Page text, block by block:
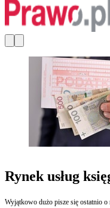
Rynek usług
Wyjątkowo dużo pisze się ostatnio